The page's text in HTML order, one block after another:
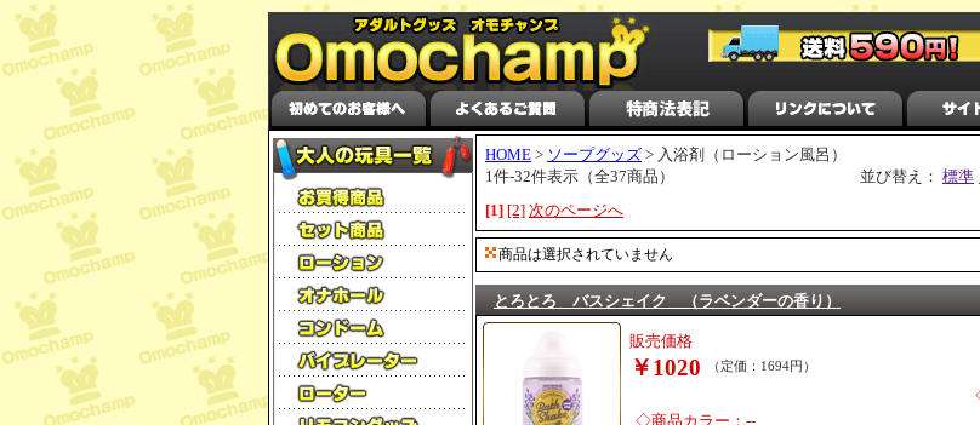
HOME > ソープグッズ > 入浴剤（ローション風呂）
1件-32件表示（全37商品）
並び替え： 標準
[1] [2] 次のページへ
商品は選択されていません
とろとろ バスシェイク （ラベンダーの香り）
販売価格
￥1020 （定価：1694円）
◇商品カラー：--